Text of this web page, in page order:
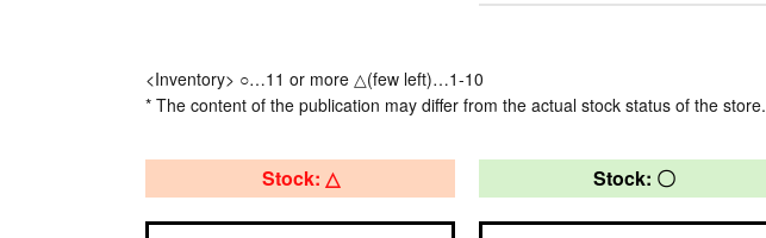
<Inventory> ○…11 or more △(few left)…1-10
* The content of the publication may differ from the actual stock status of the store.
Stock: △ Stock: 〇